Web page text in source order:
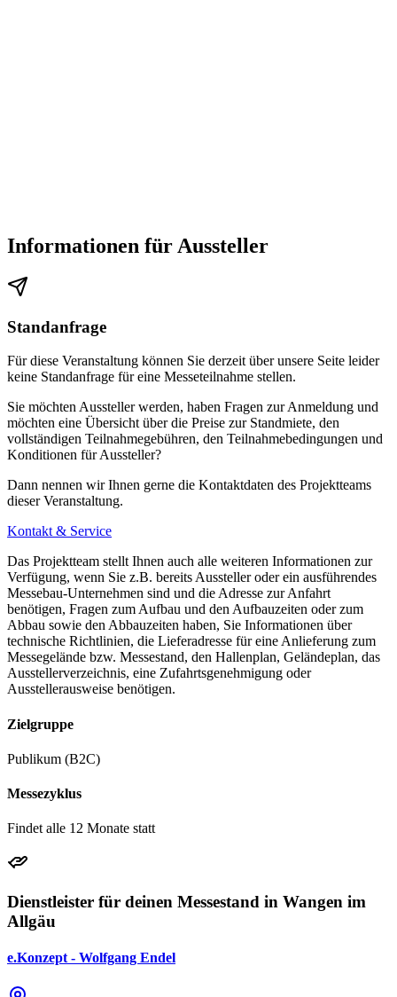
Informationen für Aussteller
Standanfrage
Für diese Veranstaltung können Sie derzeit über unsere Seite leider
keine Standanfrage für eine Messeteilnahme stellen.
Sie möchten Aussteller werden, haben Fragen zur Anmeldung und
möchten eine Übersicht über die Preise zur Standmiete, den
vollständigen Teilnahmegebühren, den Teilnahmebedingungen und
Konditionen für Aussteller?
Dann nennen wir Ihnen gerne die Kontaktdaten des Projektteams
dieser Veranstaltung.
Kontakt & Service
Das Projektteam stellt Ihnen auch alle weiteren Informationen zur
Verfügung, wenn Sie z.B. bereits Aussteller oder ein ausführendes
Messebau-Unternehmen sind und die Adresse zur Anfahrt
benötigen, Fragen zum Aufbau und den Aufbauzeiten oder zum
Abbau sowie den Abbauzeiten haben, Sie Informationen über
technische Richtlinien, die Lieferadresse für eine Anlieferung zum
Messegelände bzw. Messestand, den Hallenplan, Geländeplan, das
Ausstellerverzeichnis, eine Zufahrtsgenehmigung oder
Ausstellerausweise benötigen.
Zielgruppe
Publikum (B2C)
Messezyklus
Findet alle 12 Monate statt
Dienstleister für deinen Messestand in Wangen im
Allgäu
e.Konzept - Wolfgang Endel